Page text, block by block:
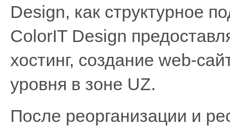
Design, как структурное
ColorIT Design
хостинг, создание web-
уровня в зоне UZ.
После реорганизации и